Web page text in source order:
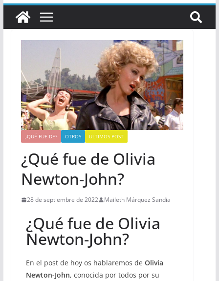
¿QUÉ FUE DE? OTROS ULTIMOS POST
¿Qué fue de Olivia
Newton-John?
28 de septiembre de 2022 Maileth Márquez Sandia
¿Qué fue de Olivia
Newton-John?
En el post de hoy os hablaremos de Olivia
Newton-John, conocida por todos por su